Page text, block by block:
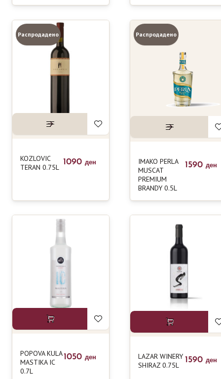
Распродадено
KOZLOVIC
TERAN 0.75L
1090 ден
Распродадено
IMAKO PERLA
MUSCAT
PREMIUM
BRANDY 0.5L
1590 ден
POPOVA KULA
MASTIKA IC
0.7L
1050 ден
LAZAR WINERY
SHIRAZ 0.75L
1590 ден